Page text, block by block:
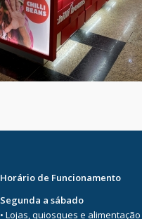
Horário de Funcionamento
Segunda a sábado
• Lojas, quiosques e alimentação